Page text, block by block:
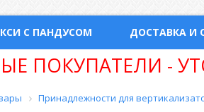
С ПАНДУСОМ ДОСТАВКА И
ПОКУПАТЕЛИ -
Принадлежности для